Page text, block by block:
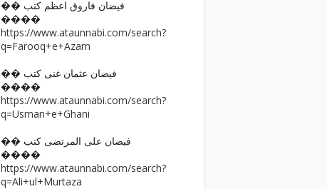
�� فیضان فاروق اعظم کتب
����
https://www.ataunnabi.com/search?
q=Farooq+e+Azam
�� فیضان عثمان غنی کتب
����
https://www.ataunnabi.com/search?
q=Usman+e+Ghani
�� فیضان علی المرتضی کتب
����
https://www.ataunnabi.com/search?
q=Ali+ul+Murtaza